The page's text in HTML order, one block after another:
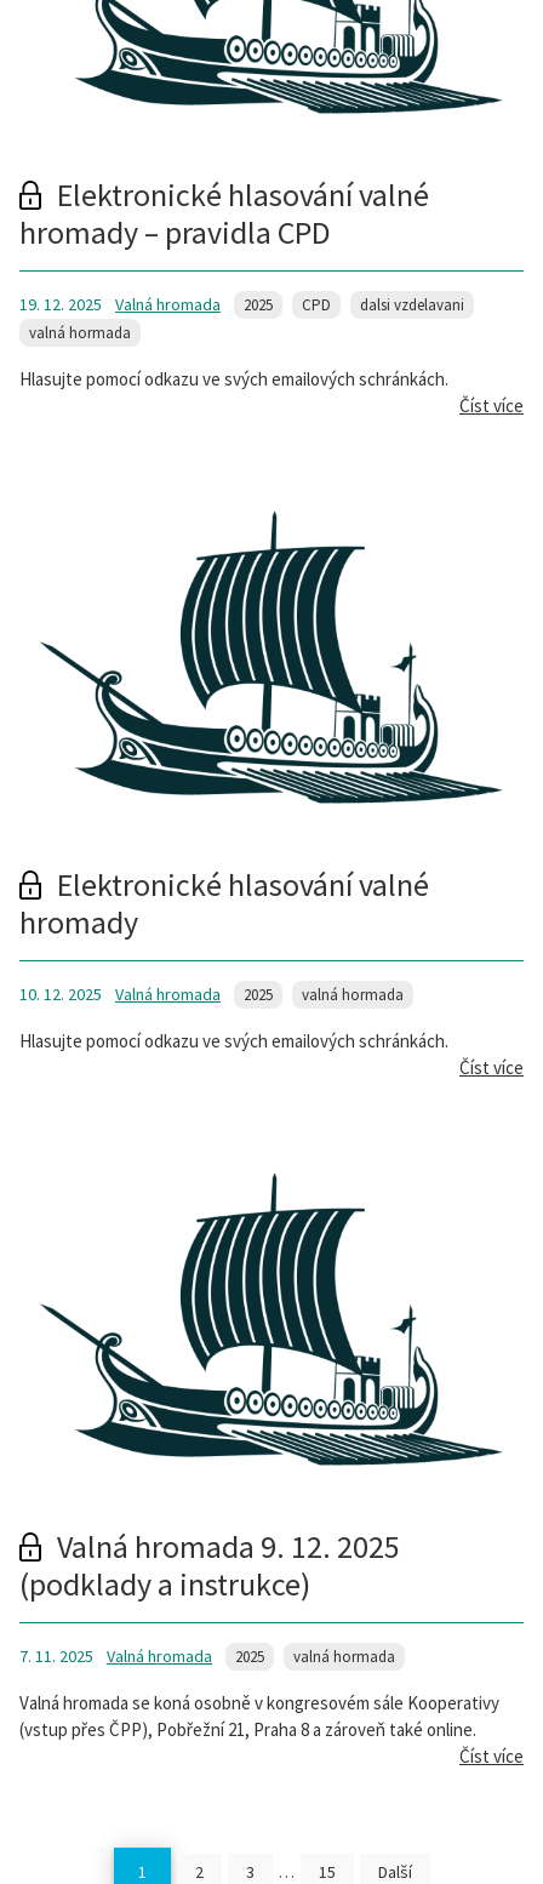
Elektronické hlasování valné
hromady – pravidla CPD
19. 12. 2025 Valná hromada 2025 CPD
dalsi vzdelavani
valná hormada
Hlasujte pomocí odkazu ve svých emailových schránkách.
Číst více
Elektronické hlasování valné
hromady
10. 12. 2025 Valná hromada 2025 valná hormada
Hlasujte pomocí odkazu ve svých emailových schránkách.
Číst více
Valná hromada 9. 12. 2025
(podklady a instrukce)
7. 11. 2025 Valná hromada 2025 valná hormada
Valná hromada se koná osobně v kongresovém sále Kooperativy
(vstup přes ČPP), Pobřežní 21, Praha 8 a zároveň také online.
Číst více
1 2 3 … 15 Další